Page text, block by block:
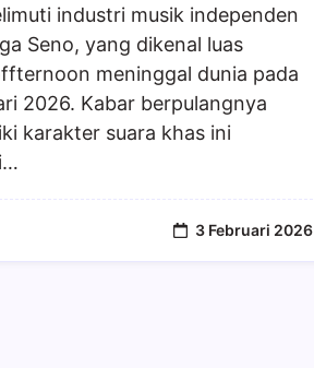
industri musik independen
Seno, yang dikenal luas
meninggal dunia pada
2026. Kabar berpulangnya
karakter suara khas ini
3 Februari 2026